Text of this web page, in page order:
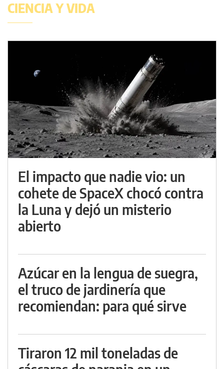
CIENCIA Y VIDA
El impacto que nadie vio: un
cohete de SpaceX chocó contra
la Luna y dejó un misterio
abierto
Azúcar en la lengua de suegra,
el truco de jardinería que
recomiendan: para qué sirve
Tiraron 12 mil toneladas de